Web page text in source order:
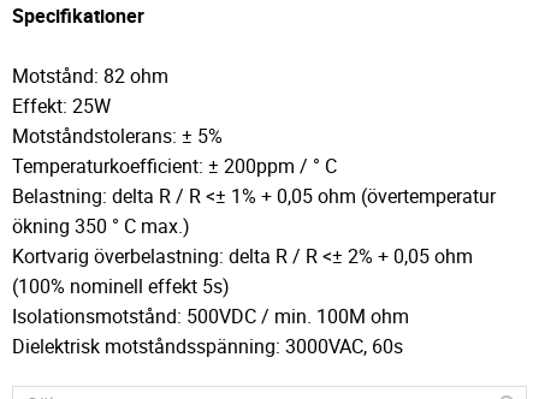
Specifikationer
Motstånd: 82 ohm
Effekt: 25W
Motståndstolerans: ± 5%
Temperaturkoefficient: ± 200ppm / ° C
Belastning: delta R / R <± 1% + 0,05 ohm (övertemperatur
ökning 350 ° C max.)
Kortvarig överbelastning: delta R / R <± 2% + 0,05 ohm
(100% nominell effekt 5s)
Isolationsmotstånd: 500VDC / min. 100M ohm
Dielektrisk motståndsspänning: 3000VAC, 60s